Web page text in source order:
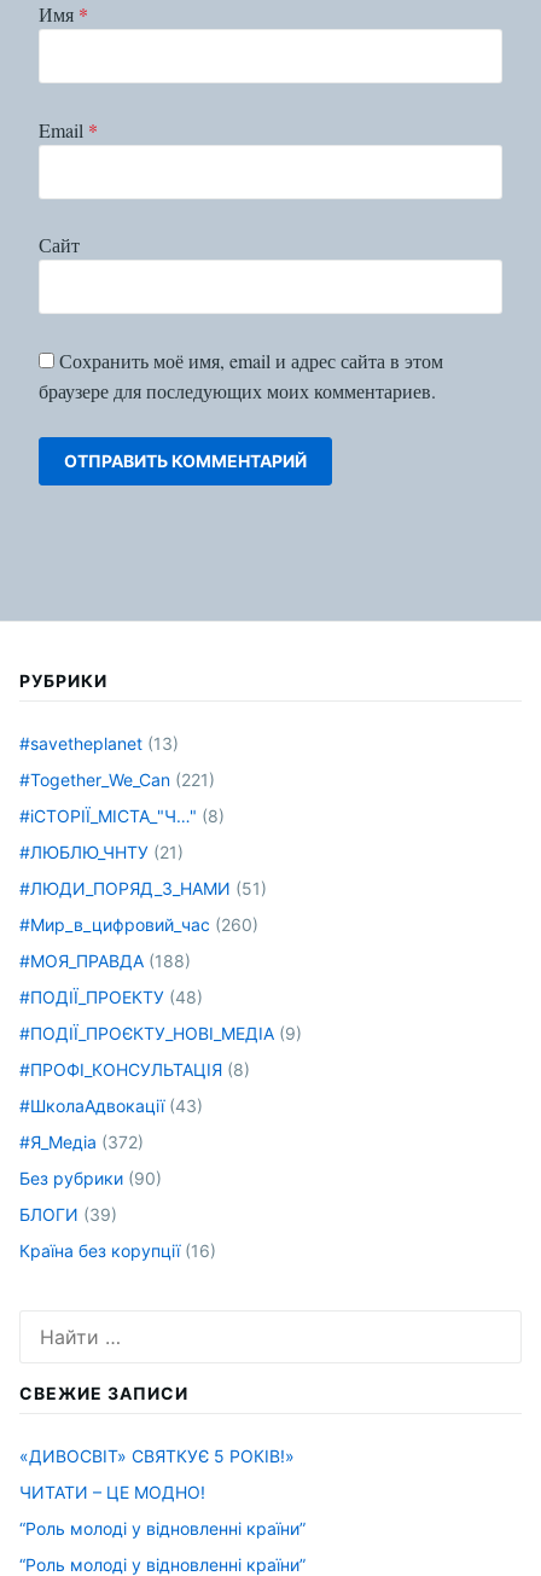
Имя *
Email *
Сайт
Сохранить моё имя, email и адрес сайта в этом
браузере для последующих моих комментариев.
РУБРИКИ
#savetheplanet (13)
#Together_We_Can (221)
#іСТОРІЇ_МІСТА_"Ч…" (8)
#ЛЮБЛЮ_ЧНТУ (21)
#ЛЮДИ_ПОРЯД_З_НАМИ (51)
#Мир_в_цифровий_час (260)
#МОЯ_ПРАВДА (188)
#ПОДІЇ_ПРОЕКТУ (48)
#ПОДІЇ_ПРОЄКТУ_НОВІ_МЕДІА (9)
#ПРОФІ_КОНСУЛЬТАЦІЯ (8)
#ШколаАдвокації(43)
#Я_Медіа (372)
Без рубрики (90)
БЛОГИ (39)
Країна без корупції(16)
СВЕЖИЕ ЗАПИСИ
«ДИВОСВІТ» СВЯТКУЄ 5 РОКІВ!»
ЧИТАТИ – ЦЕ МОДНО!
“Роль молоді у відновленні країни”
“Роль молоді у відновленні країни”